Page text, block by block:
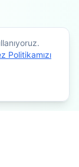
Politikamızı